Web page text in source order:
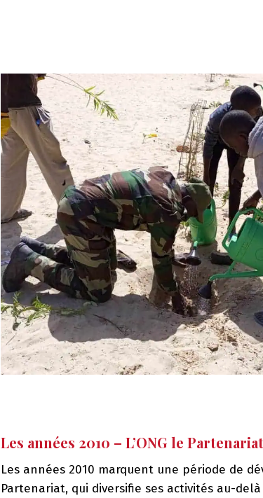
Les années 2010 – L’ONG le
Les années 2010 marquent une période de
Partenariat, qui diversifie ses activités au-